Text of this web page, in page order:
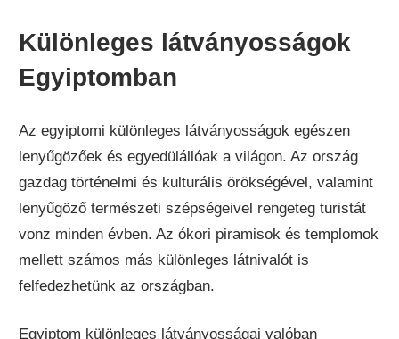
Különleges látványosságok
Egyiptomban
Az egyiptomi különleges látványosságok egészen
lenyűgözőek és egyedülállóak a világon. Az ország
gazdag történelmi és kulturális örökségével, valamint
lenyűgöző természeti szépségeivel rengeteg turistát
vonz minden évben. Az ókori piramisok és templomok
mellett számos más különleges látnivalót is
felfedezhetünk az országban.
Egyiptom különleges látványosságai valóban